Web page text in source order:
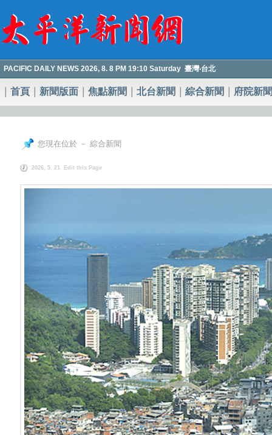
PACIFIC DAILY NEWS 2026, 8. 8 PM 19:10 Saturday 臺灣‧台北
首頁 新聞版面 焦點新聞 北台新聞 綜合新聞 府院新聞
您現在位於 － 綜合新聞
2026, 5. 21 Edit this Page